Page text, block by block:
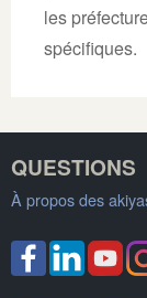
les
spécifiques.
QUESTIONS
À propos des